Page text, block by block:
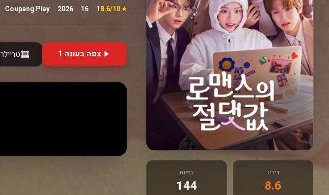
דירוג
8.6
צפיות
144
⭐ 8.6/10
1
16
2026
Coupang Play
צפה בעונה 1 טריילר